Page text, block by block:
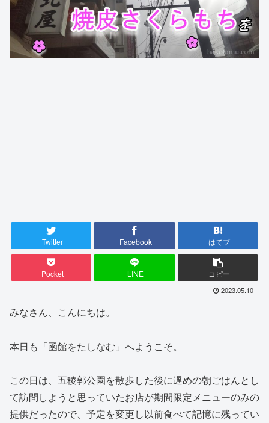
Twitter Facebook はてブ
Pocket LINE コピー
2023.05.10
みなさん、こんにちは。
本日も「函館をたしなむ」へようこそ。
この日は、五稜郭公園を散歩した後に遅めの朝ごはんとし
て訪問しようと思っていたお店が期間限定メニューのみの
提供だったので、予定を変更し以前食べて記憶に残ってい